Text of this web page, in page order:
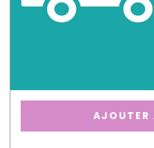
AJOUTER